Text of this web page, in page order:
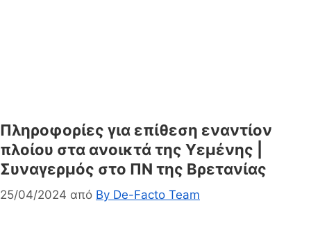
Πληροφορίες για επίθεση εναντίον
πλοίου στα ανοικτά της Υεμένης |
Συναγερμός στο ΠΝ της Βρετανίας
25/04/2024 από By De-Facto Team